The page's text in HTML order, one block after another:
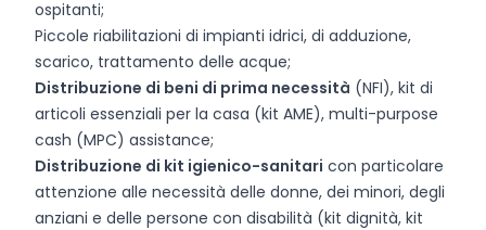
ospitanti;
Piccole riabilitazioni di impianti idrici, di adduzione,
scarico, trattamento delle acque;
Distribuzione di beni di prima necessità (NFI), kit di
articoli essenziali per la casa (kit AME), multi-purpose
cash (MPC) assistance;
Distribuzione di kit igienico-sanitari con particolare
attenzione alle necessità delle donne, dei minori, degli
anziani e delle persone con disabilità (kit dignità, kit